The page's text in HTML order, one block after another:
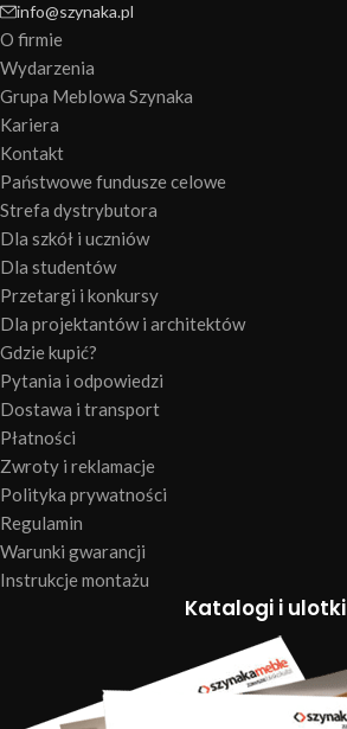
info@szynaka.pl
O firmie
Wydarzenia
Grupa Meblowa Szynaka
Kariera
Kontakt
Państwowe fundusze celowe
Strefa dystrybutora
Dla szkół i uczniów
Dla studentów
Przetargi i konkursy
Dla projektantów i architektów
Gdzie kupić?
Pytania i odpowiedzi
Dostawa i transport
Płatności
Zwroty i reklamacje
Polityka prywatności
Regulamin
Warunki gwarancji
Instrukcje montażu
Katalogi i ulotki